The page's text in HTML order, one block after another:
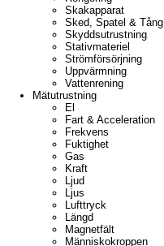
Skakapparat
Sked, Spatel & Tång
Skyddsutrustning
Stativmateriel
Strömförsörjning
Uppvärmning
Vattenrening
Mätutrustning
El
Fart & Acceleration
Frekvens
Fuktighet
Gas
Kraft
Ljud
Ljus
Lufttryck
Längd
Magnetfält
Människokroppen